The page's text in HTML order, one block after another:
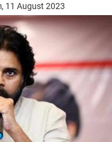
11 August 2023